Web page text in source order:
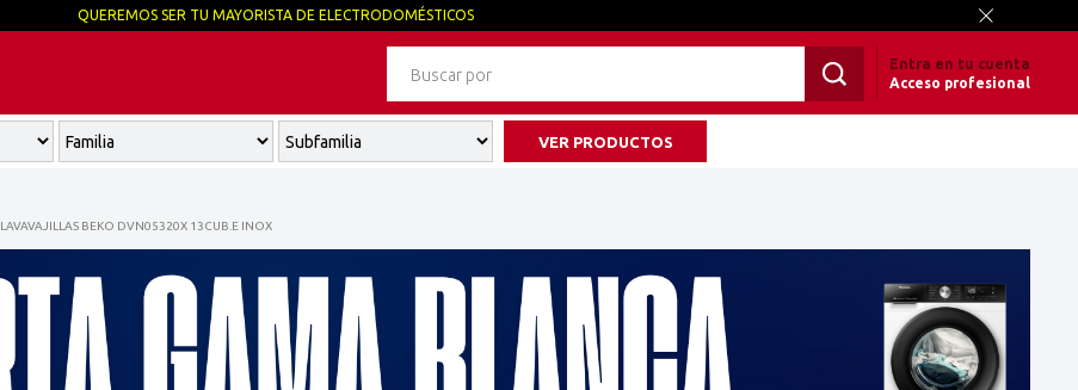
Entra en tu cuenta
Acceso profesional
VER PRODUCTOS
LAVAVAJILLAS BEKO DVN05320X 13CUB.E INOX
QUEREMOS SER TU MAYORISTA DE ELECTRODOMÉSTICOS